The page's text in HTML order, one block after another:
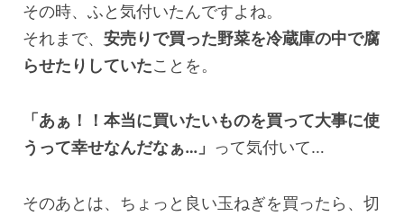
その時、ふと気付いたんですよね。
それまで、 安売りで買った野菜を冷蔵庫の中で腐
らせたりしていたことを。
「あぁ！！本当に買いたいものを買って大事に使
うって幸せなんだなぁ…」 って気付いて…
そのあとは、ちょっと良い玉ねぎを買ったら、切